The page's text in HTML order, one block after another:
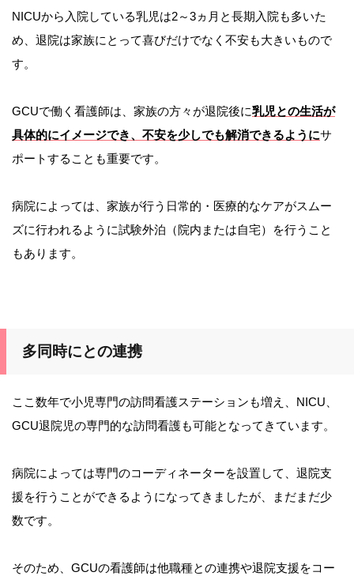
NICUから入院している乳児は2～3ヵ月と長期入院も多いた
め、退院は家族にとって喜びだけでなく不安も大きいもので
す。
GCUで働く看護師は、家族の方々が退院後に乳児との生活が
具体的にイメージでき、不安を少しでも解消できるようにサ
ポートすることも重要です。
病院によっては、家族が行う日常的・医療的なケアがスムー
ズに行われるように試験外泊（院内または自宅）を行うこと
もあります。
多同時にとの連携
ここ数年で小児専門の訪問看護ステーションも増え、NICU、
GCU退院児の専門的な訪問看護も可能となってきています。
病院によっては専門のコーディネーターを設置して、退院支
援を行うことができるようになってきましたが、まだまだ少
数です。
そのため、GCUの看護師は他職種との連携や退院支援をコー